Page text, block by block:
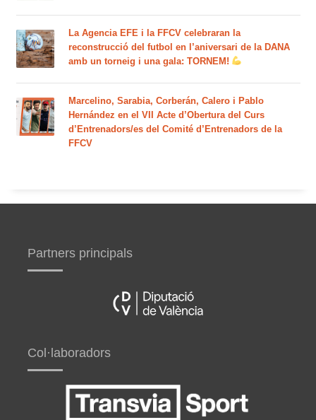
La Agencia EFE i la FFCV celebraran la
reconstrucció del futbol en l’aniversari de la DANA
amb un torneig i una gala: TORNEM!
Marcelino, Sarabia, Corberán, Calero i Pablo
Hernández en el VII Acte d’Obertura del Curs
d’Entrenadors/es del Comité d’Entrenadors de la
FFCV
Partners principals
Col·laboradors